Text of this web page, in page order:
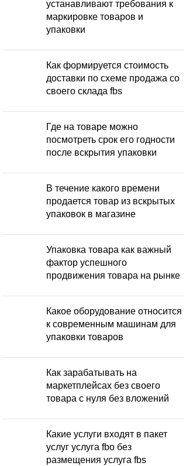
устанавливают требования к
маркировке товаров и
упаковки
Как формируется стоимость
доставки по схеме продажа со
своего склада fbs
Где на товаре можно
посмотреть срок его годности
после вскрытия упаковки
В течение какого времени
продается товар из вскрытых
упаковок в магазине
Упаковка товара как важный
фактор успешного
продвижения товара на рынке
Какое оборудование относится
к современным машинам для
упаковки товаров
Как зарабатывать на
маркетплейсах без своего
товара с нуля без вложений
Какие услуги входят в пакет
услуг услуга fbo без
размещения услуга fbs